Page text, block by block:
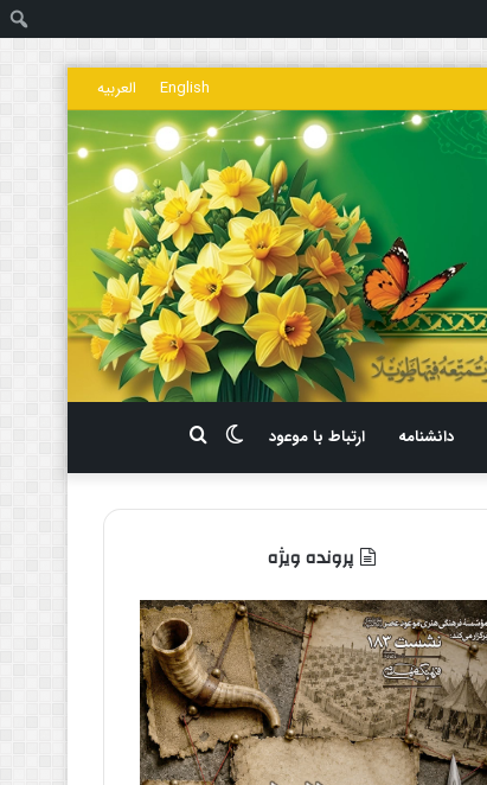
English العربیه
دانشنامه ارتباط با موعود
برای
تغییر
پوسته
پرونده ویژه